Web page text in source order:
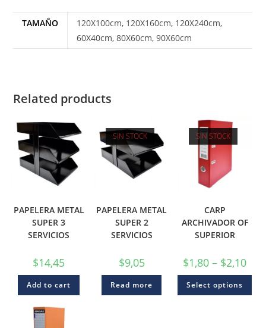
TAMAÑO
120X100cm, 120X160cm, 120X240cm,
60X40cm, 80X60cm, 90X60cm
Related products
PAPELERA METAL
SUPER 3
SERVICIOS
$14,45
Add to cart
SIN STOCK
PAPELERA METAL
SUPER 2
SERVICIOS
$9,05
Read more
SIN STOCK
CARP
ARCHIVADOR OF
SUPERIOR
$1,80 – $2,10
Select options